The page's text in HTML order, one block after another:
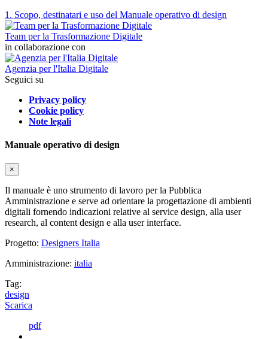
1. Scopo, destinatari e uso del Manuale operativo di design
Team per la Trasformazione Digitale
in collaborazione con
Agenzia per l'Italia Digitale
Seguici su
Privacy policy
Cookie policy
Note legali
Manuale operativo di design
×
Il manuale è uno strumento di lavoro per la Pubblica
Amministrazione e serve ad orientare la progettazione di ambienti
digitali fornendo indicazioni relative al service design, alla user
research, al content design e alla user interface.
Progetto: Designers Italia
Amministrazione: italia
Tag:
design
Scarica
pdf